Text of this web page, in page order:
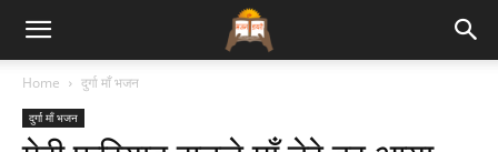
Bhajan
Lyrics
Home दुर्गा माँ भजन
दुर्गा माँ भजन